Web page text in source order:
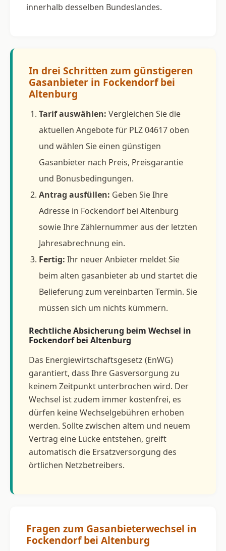
innerhalb desselben Bundeslandes.
In drei Schritten zum günstigeren
Gasanbieter in Fockendorf bei
Altenburg
Tarif auswählen: Vergleichen Sie die
aktuellen Angebote für PLZ 04617 oben
und wählen Sie einen günstigen
Gasanbieter nach Preis, Preisgarantie
und Bonusbedingungen.
Antrag ausfüllen: Geben Sie Ihre
Adresse in Fockendorf bei Altenburg
sowie Ihre Zählernummer aus der letzten
Jahresabrechnung ein.
Fertig: Ihr neuer Anbieter meldet Sie
beim alten gasanbieter ab und startet die
Belieferung zum vereinbarten Termin. Sie
müssen sich um nichts kümmern.
Rechtliche Absicherung beim Wechsel in
Fockendorf bei Altenburg
Das Energiewirtschaftsgesetz (EnWG)
garantiert, dass Ihre Gasversorgung zu
keinem Zeitpunkt unterbrochen wird. Der
Wechsel ist zudem immer kostenfrei, es
dürfen keine Wechselgebühren erhoben
werden. Sollte zwischen altem und neuem
Vertrag eine Lücke entstehen, greift
automatisch die Ersatzversorgung des
örtlichen Netzbetreibers.
Fragen zum Gasanbieterwechsel in
Fockendorf bei Altenburg